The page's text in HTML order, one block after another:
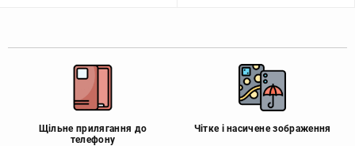
Щільне прилягання до
телефону
Чітке і насичене зображення